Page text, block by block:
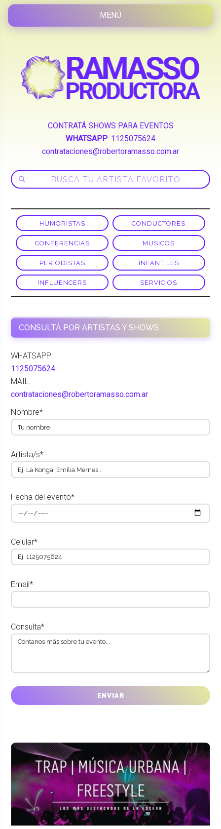
CONTRATÁ SHOWS PARA EVENTOS
WHATSAPP: 1125075624
contrataciones@robertoramasso.com.ar
HUMORISTAS CONDUCTORES
CONFERENCIAS MUSICOS
PERIODISTAS INFANTILES
INFLUENCERS SERVICIOS
CONSULTÁ POR ARTISTAS Y SHOWS
WHATSAPP:
1125075624
MAIL:
contrataciones@robertoramasso.com.ar
Nombre*
Artista/s*
Fecha del evento*
Celular*
Email*
Consulta*